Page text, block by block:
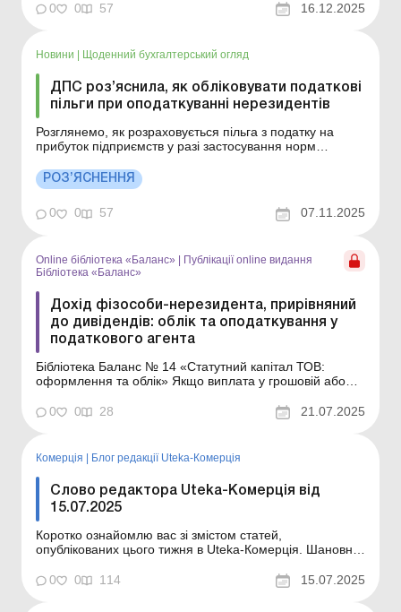
потрібно...
0 0 57 16.12.2025
Новини Щоденний бухгалтерський огляд
ДПС роз’яснила, як обліковувати податкові
пільги при оподаткуванні нерезидентів
Розглянемо, як розраховується пільга з податку на
прибуток підприємств у разі застосування норм
підлягають оподаткуванню; як розрахувати суми
податку на прибуток, не внесені до держбюджету при
оподаткуванні нерезидентів, тощо. Більше за темою:
Роялті на к...
РОЗ’ЯСНЕННЯ
0 0 57 07.11.2025
Online бібліотека «Баланс» | Публікації online видання
Бібліотека «Баланс»
Дохід фізособи-нерезидента, прирівняний
до дивідендів: облік та оподаткування у
податкового агента
Бібліотека Баланс № 14 «Статутний капітал ТОВ:
оформлення та облік» Якщо виплата у грошовій або
нерезиденту, який виходить, призводить до зменшення
нерозподіленого прибутку цього товариства, то йдеться
0 0 28 21.07.2025
Комерція Блог редакції Uteka-Комерція
Слово редактора Uteka-Комерція від
15.07.2025
Коротко ознайомлю вас зі змістом статей,
опублікованих цього тижня в Uteka-Комерція. Шановні
розглянули низку актуальних питань. Рекламні послуги
в Інтернеті від нерезидента: коли виникає обов’язок
0 0 114 15.07.2025